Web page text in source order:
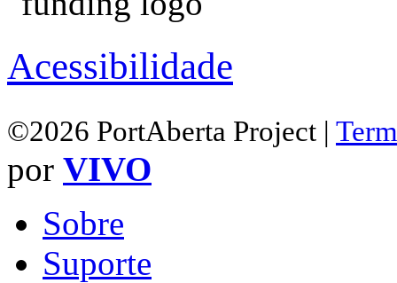
Acessibilidade
©2026 PortAberta Project |
por VIVO
Sobre
Suporte